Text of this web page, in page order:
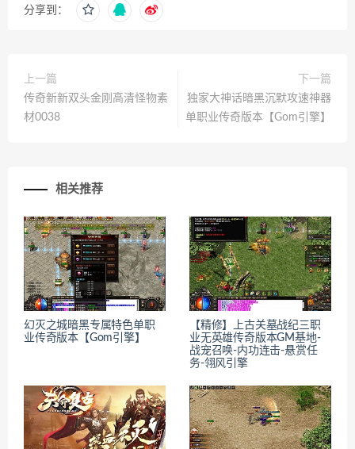
分享到：
上一篇
传奇新新双头金刚高清怪物素
材0038
下一篇
独家大神话暗黑沉默攻速神器
单职业传奇版本【Gom引擎】
相关推荐
幻灭之城暗黑专属特色单职
业传奇版本【Gom引擎】
【精修】上古关墓战纪三职
业无英雄传奇版本GM基地-
战宠召唤-内功连击-悬赏任
务-翎风引擎